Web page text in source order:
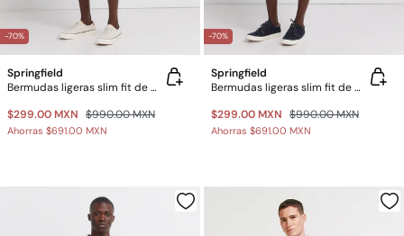
-70%
Springfield
Bermudas ligeras slim fit de mezclilla
$299.00 MXN $990.00 MXN
Ahorras $691.00 MXN
-70%
Springfield
Bermudas ligeras slim fit de mezclilla
$299.00 MXN $990.00 MXN
Ahorras $691.00 MXN